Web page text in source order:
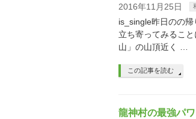
2016年11月25日
is_single昨日のの
立ち寄ってみるこ
山」の山頂近く …
この記事を読む
龍神村の最強パ